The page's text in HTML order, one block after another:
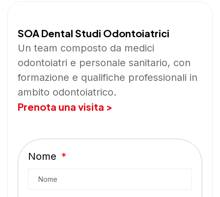
SOA Dental Studi Odontoiatrici
Un team composto da medici
odontoiatri e personale sanitario, con
formazione e qualifiche professionali in
ambito odontoiatrico.
Prenota una visita >
Nome